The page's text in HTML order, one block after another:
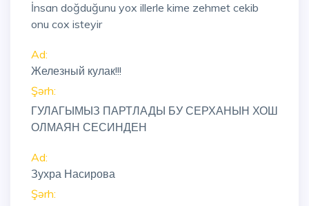
İnsan doğduğunu yox illerle kime zehmet cekib
onu cox isteyir
Ad:
Железный кулак!!!
Şərh:
ГУЛАГЫМЫЗ ПАРТЛАДЫ БУ СЕРХАНЫН ХОШ
ОЛМАЯН СЕСИНДЕН
Ad:
Зухра Насирова
Şərh: